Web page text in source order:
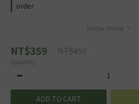
order
Show more
NT$359 NT$450
Quantity
ADD TO CART